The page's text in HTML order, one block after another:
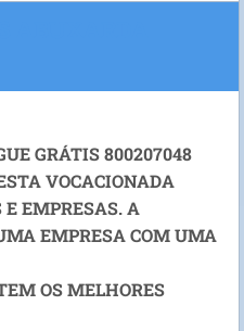
GRÁTIS 800207048
VOCACIONADA
E EMPRESAS. A
EMPRESA COM UMA
OS MELHORES